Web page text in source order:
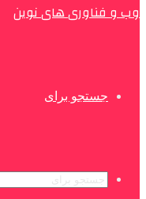
وب و فناوری های نوین
جستجو برای